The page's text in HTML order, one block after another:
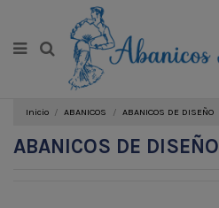
Inicio ABANICOS ABANICOS DE DISEÑO
ABANICOS DE DISEÑO